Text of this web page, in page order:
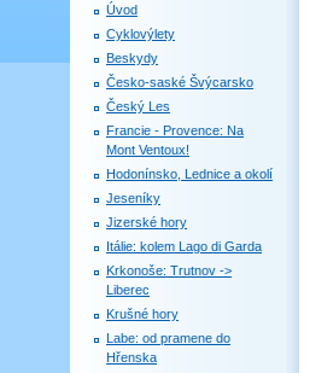
Úvod
Cyklovýlety
Beskydy
Česko-saské Švýcarsko
Český Les
Francie - Provence: Na
Mont Ventoux!
Hodonínsko, Lednice a okolí
Jeseníky
Jizerské hory
Itálie: kolem Lago di Garda
Krkonoše: Trutnov ->
Liberec
Krušné hory
Labe: od pramene do
Hřenska